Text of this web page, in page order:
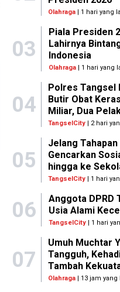
Olahraga | 1 hari yang
03
Piala Presiden
Lahirnya
Indonesia
Olahraga| 1 hari yang
04
Polres Tangsel
Butir Obat
Miliar, Dua
TangselCity | 2 hari
05
Jelang
Gencarkan
hingga ke
TangselCity | 1 hari
06
Anggota DPRD
Usia Alami
TangselCity| 1 hari
07
Umuh Muchtar
Tangguh,
Tambah
Olahraga | 13 jam yang